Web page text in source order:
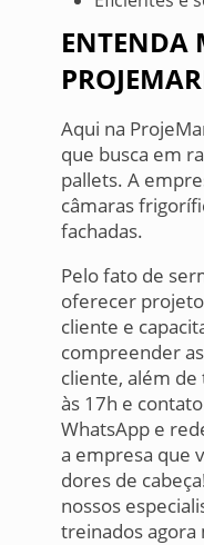
ENTENDA
Aqui na
que busca em
pallets. A
câmaras
fachadas.
Pelo fato de
oferecer
cliente e
compreender
cliente, além
às 17h e
WhatsApp e
a empresa que
dores de
nossos
treinados agora